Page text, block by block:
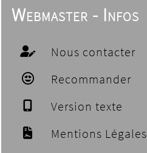
Webmaster - Infos
Nous contacter
Recommander
Version texte
Mentions Légales